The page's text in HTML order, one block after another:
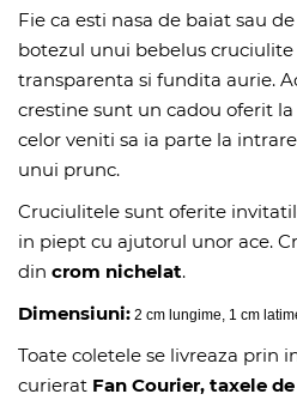
Fie ca esti nasa de baiat sau
botezul unui bebelus
transparenta si fundita aurie.
crestine sunt un cadou oferit
celor veniti sa ia parte la
unui prunc.
Cruciulitele sunt oferite
in piept cu ajutorul unor ace.
din crom nichelat.
Dimensiuni: 2 cm lungime, 1 cm
Toate coletele se livreaza prin
curierat Fan Courier, taxele